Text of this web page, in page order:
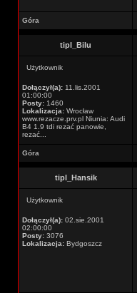
Góra
tipl_Bilu
Użytkownik
Dołączył(a): 11.lis.2001
01:00:00
Posty: 1460
Lokalizacja: Wrocław
www.rezacze.prv.pl Niunia: Audi
B4 1.9 tdi rezać panowie,
rezać...
Góra
tipl_Hansik
Użytkownik
Dołączył(a): 02.sie.2001
02:00:00
Posty: 3076
Lokalizacja: Bydgoszcz